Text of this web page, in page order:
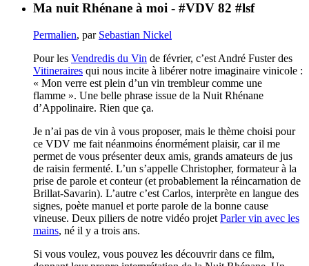
Ma nuit Rhénane à moi - #VDV 82 #lsf
Permalien, par Sebastian Nickel
Pour les Vendredis du Vin de février, c’est André Fuster des
Vitineraires qui nous incite à libérer notre imaginaire vinicole :
« Mon verre est plein d’un vin trembleur comme une
flamme ». Une belle phrase issue de la Nuit Rhénane
d’Appolinaire. Rien que ça.
Je n’ai pas de vin à vous proposer, mais le thème choisi pour
ce VDV me fait néanmoins énormément plaisir, car il me
permet de vous présenter deux amis, grands amateurs de jus
de raisin fermenté. L’un s’appelle Christopher, formateur à la
prise de parole et conteur (et probablement la réincarnation de
Brillat-Savarin). L’autre c’est Carlos, interprète en langue des
signes, poète manuel et porte parole de la bonne cause
vineuse. Deux piliers de notre vidéo projet Parler vin avec les
mains, né il y a trois ans.
Si vous voulez, vous pouvez les découvrir dans ce film,